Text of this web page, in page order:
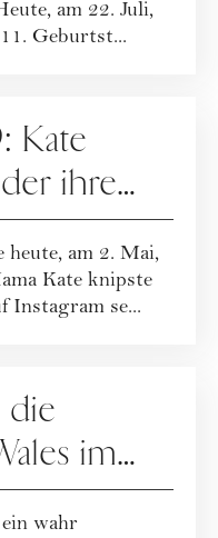
am 22. Juli,
Geburtst...
Kate
ihre
heute, am 2. Mai,
Kate knipste
Instagram se...
die
im
wahr